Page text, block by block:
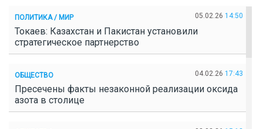
ПОЛИТИКА / МИР 05.02.26 14:50
Токаев: Казахстан и Пакистан установили
стратегическое партнерство
ОБЩЕСТВО 04.02.26 17:43
Пресечены факты незаконной реализации оксида
азота в столице